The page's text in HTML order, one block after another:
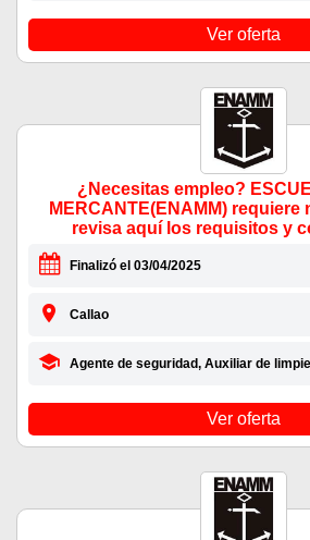
Ver oferta
¿Necesitas empleo?
MERCANTE(ENAMM)
revisa aquí los requisitos y
Finalizó el 03/04/2025
Callao
Agente de seguridad, Auxiliar de
Ver oferta